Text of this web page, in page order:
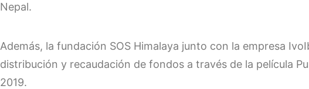
Nepal.
Además, la fundación SOS Himalaya junto con la empresa
distribución y recaudación de fondos a través de la película
2019.